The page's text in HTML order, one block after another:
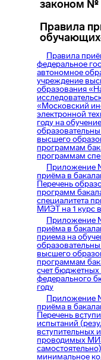
законом
Правила
Правила
федеральное
автономное
учреждение
образования
«Московский
электронной
году на
высшего
программам
программам
Приложение
приёма в
Перечень
программ
специалитета
МИЭТ на 1 курс
Приложение
приёма в
приема на
высшего
программам
счет бюджетных
федерального
году
Приложение
приёма в
Перечень
испытаний
вступительных
проводимых
минимальное